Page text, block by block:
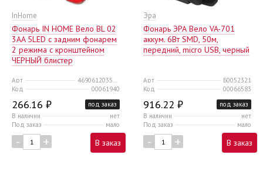
InHome
Фонарь IN HOME Вело BL 02
3AA 5LED с задним фонарем
2 режима с кронштейном
ЧЕРНЫЙ блистер
Арт
Код
00061940
266.16 ₽
под заказ
В наличии
нет
Под заказ
мало
- + В заказ
Эра
Фонарь ЭРА Вело VA-701
аккум. 6Вт SMD, 50м,
передний, micro USB, черный
Арт
Б0052321
Код
00066583
916.22 ₽
под заказ
В наличии
нет
Под заказ
мало
- + В заказ